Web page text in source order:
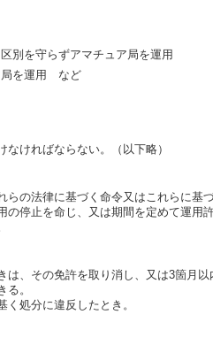
別を守らずアマチュア局を運用
局を運用 など
ければならない。（以下略）
の法律に基づく命令又はこれらに基
の停止を命じ、又は期間を定めて運用
、その免許を取り消し、又は3箇月以
。
処分に違反したとき。